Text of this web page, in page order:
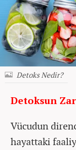
Detoks Nedir?
Detoksun
Vücudun
hayattaki